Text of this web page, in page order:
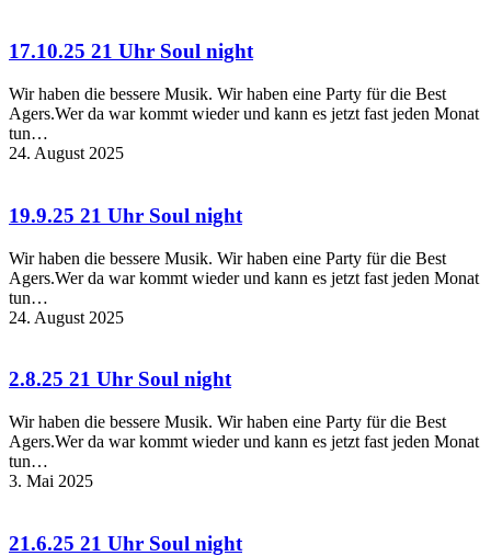
17.10.25 21 Uhr Soul night
Wir haben die bessere Musik. Wir haben eine Party für die Best
Agers.Wer da war kommt wieder und kann es jetzt fast jeden Monat
tun…
24. August 2025
19.9.25 21 Uhr Soul night
Wir haben die bessere Musik. Wir haben eine Party für die Best
Agers.Wer da war kommt wieder und kann es jetzt fast jeden Monat
tun…
24. August 2025
2.8.25 21 Uhr Soul night
Wir haben die bessere Musik. Wir haben eine Party für die Best
Agers.Wer da war kommt wieder und kann es jetzt fast jeden Monat
tun…
3. Mai 2025
21.6.25 21 Uhr Soul night